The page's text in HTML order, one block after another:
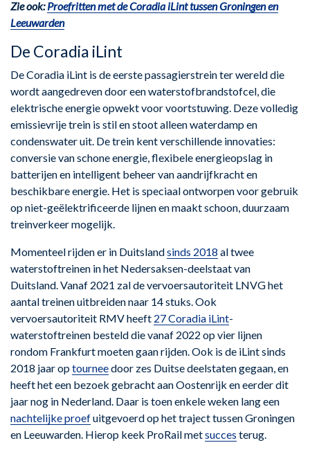
Zie ook:Proefritten met de Coradia iLint tussen Groningen en
Leeuwarden
De Coradia iLint
De Coradia iLint is de eerste passagierstrein ter wereld die
wordt aangedreven door een waterstofbrandstofcel, die
elektrische energie opwekt voor voortstuwing. Deze volledig
emissievrije trein is stil en stoot alleen waterdamp en
condenswater uit. De trein kent verschillende innovaties:
conversie van schone energie, flexibele energieopslag in
batterijen en intelligent beheer van aandrijfkracht en
beschikbare energie. Het is speciaal ontworpen voor gebruik
op niet-geëlektrificeerde lijnen en maakt schoon, duurzaam
treinverkeer mogelijk.
Momenteel rijden er in Duitslandsinds 2018 al twee
waterstoftreinen in het Nedersaksen-deelstaat van
Duitsland. Vanaf 2021 zal de vervoersautoriteit LNVG het
aantal treinen uitbreiden naar 14 stuks. Ook
vervoersautoriteit RMV heeft 27 Coradia iLint-
waterstoftreinen besteld die vanaf 2022 op vier lijnen
rondom Frankfurt moeten gaan rijden. Ook is de iLint sinds
2018 jaar optourneedoor zes Duitse deelstaten gegaan, en
heeft het een bezoek gebracht aan Oostenrijk en eerder dit
jaar nog in Nederland. Daar is toen enkele weken lang een
nachtelijke proefuitgevoerd op het traject tussen Groningen
en Leeuwarden. Hierop keek ProRail metsucces terug.